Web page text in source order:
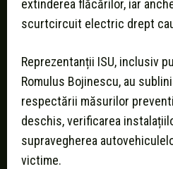
extinderea flăcărilor, iar
scurtcircuit electric drept
Reprezentanții ISU, inclusiv
Romulus Bojinescu, au
respectării măsurilor
deschis, verificarea
supravegherea
victime.